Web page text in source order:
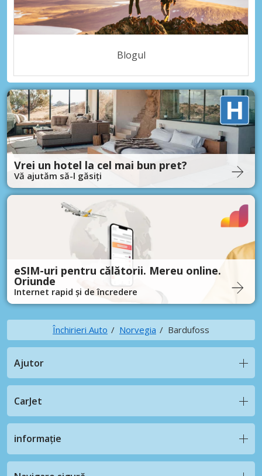
Blogul
Vrei un hotel la cel mai bun pret?
Vă ajutăm să-l găsiți
eSIM-uri pentru călătorii. Mereu online.
Oriunde
Internet rapid și de încredere
Închirieri Auto Norvegia Bardufoss
Ajutor
CarJet
informație